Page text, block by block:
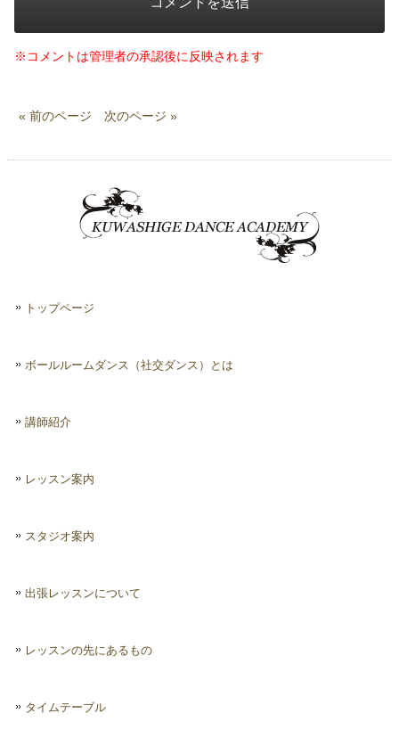
※コメントは管理者の承認後に反映されます
« 前のページ 次のページ »
トップページ
ボールルームダンス（社交ダンス）とは
講師紹介
レッスン案内
スタジオ案内
出張レッスンについて
レッスンの先にあるもの
タイムテーブル